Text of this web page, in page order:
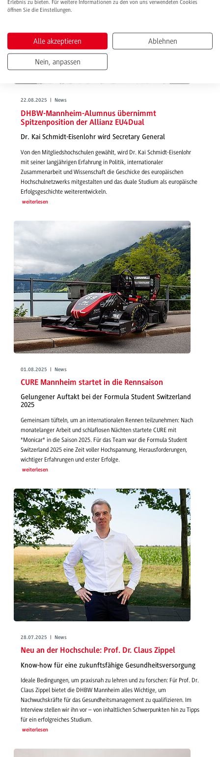
22.08.2025 | News
DHBW-Mannheim-Alumnus übernimmt
Spitzenposition der Allianz EU4Dual
Dr. Kai Schmidt-Eisenlohr wird Secretary General
Von den Mitgliedshochschulen gewählt, wird Dr. Kai Schmidt-Eisenlohr
mit seiner langjährigen Erfahrung in Politik, internationaler
Zusammenarbeit und Wissenschaft die Geschicke des europäischen
Hochschulnetzwerks mitgestalten und das duale Studium als europäische
Erfolgsgeschichte weiterentwickeln.
weiterlesen
01.08.2025 | News
CURE Mannheim startet in die Rennsaison
Gelungener Auftakt bei der Formula Student Switzerland
2025
Gemeinsam tüfteln, um an internationalen Rennen teilzunehmen: Nach
monatelanger Arbeit und schlaflosen Nächten startete CURE mit
"Monicar" in die Saison 2025. Für das Team war die Formula Student
Switzerland 2025 eine Zeit voller Hochspannung, Herausforderungen,
wichtiger Erfahrungen und erster Erfolge.
weiterlesen
28.07.2025 | News
Neu an der Hochschule: Prof. Dr. Claus Zippel
Know-how für eine zukunftsfähige Gesundheitsversorgung
Ideale Bedingungen, um praxisnah zu lehren und zu forschen: Für Prof. Dr.
Claus Zippel bietet die DHBW Mannheim alles Wichtige, um
Nachwuchskräfte für das Gesundheitsmanagement zu qualifizieren. Im
Interview stellen wir ihn vor – von inhaltlichen Schwerpunkten hin zu Tipps
für ein erfolgreiches Studium.
weiterlesen
Erlebnis zu bieten. Für weitere Informationen zu den von uns verwendeten Cookies
öffnen Sie die Einstellungen.
Alle akzeptieren Ablehnen
Nein, anpassen